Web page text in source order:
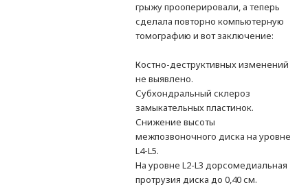
грыжу прооперировали, а теперь
сделала повторно компьютерную
томографию и вот заключение:
Костно-деструктивных изменений
не выявлено.
Субхондральный склероз
замыкательных пластинок.
Снижение высоты
межпозвоночного диска на уровне
L4-L5.
На уровне L2-L3 дорсомедиальная
протрузия диска до 0,40 см.